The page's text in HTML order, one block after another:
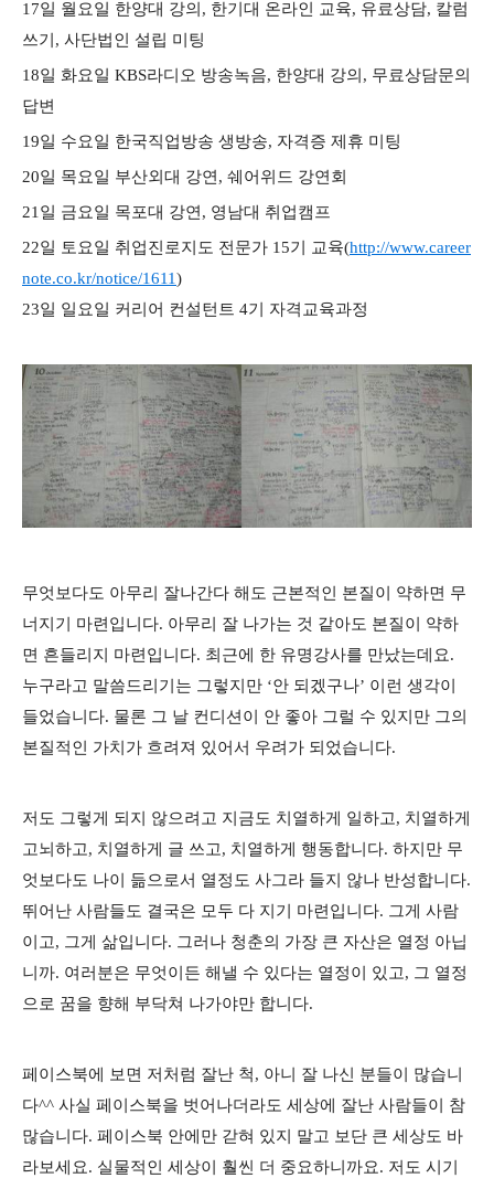
17일 월요일 한양대 강의, 한기대 온라인 교육, 유료상담, 칼럼
쓰기, 사단법인 설립 미팅
18일 화요일 KBS라디오 방송녹음, 한양대 강의, 무료상담문의
답변
19일 수요일 한국직업방송 생방송, 자격증 제휴 미팅
20일 목요일 부산외대 강연, 쉐어위드 강연회
21일 금요일 목포대 강연, 영남대 취업캠프
22일 토요일 취업진로지도 전문가 15기 교육(http://www.career
note.co.kr/notice/1611)
23일 일요일 커리어 컨설턴트 4기 자격교육과정
무엇보다도 아무리 잘나간다 해도 근본적인 본질이 약하면 무
너지기 마련입니다. 아무리 잘 나가는 것 같아도 본질이 약하
면 흔들리지 마련입니다. 최근에 한 유명강사를 만났는데요.
누구라고 말씀드리기는 그렇지만 ‘안 되겠구나’ 이런 생각이
들었습니다. 물론 그 날 컨디션이 안 좋아 그럴 수 있지만 그의
본질적인 가치가 흐려져 있어서 우려가 되었습니다.
저도 그렇게 되지 않으려고 지금도 치열하게 일하고, 치열하게
고뇌하고, 치열하게 글 쓰고, 치열하게 행동합니다. 하지만 무
엇보다도 나이 듦으로서 열정도 사그라 들지 않나 반성합니다.
뛰어난 사람들도 결국은 모두 다 지기 마련입니다. 그게 사람
이고, 그게 삶입니다. 그러나 청춘의 가장 큰 자산은 열정 아닙
니까. 여러분은 무엇이든 해낼 수 있다는 열정이 있고, 그 열정
으로 꿈을 향해 부닥쳐 나가야만 합니다.
페이스북에 보면 저처럼 잘난 척, 아니 잘 나신 분들이 많습니
다^^ 사실 페이스북을 벗어나더라도 세상에 잘난 사람들이 참
많습니다. 페이스북 안에만 갇혀 있지 말고 보단 큰 세상도 바
라보세요. 실물적인 세상이 훨씬 더 중요하니까요. 저도 시기